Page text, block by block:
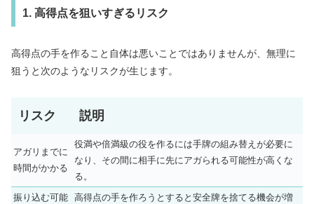
1. 高得点を狙いすぎるリスク
高得点の手を作ること自体は悪いことではありませんが、無理に
狙うと次のようなリスクが生じます。
リスク 説明
アガリまでに
時間がかかる
役満や倍満級の役を作るには手牌の組み替えが必要に
なり、その間に相手に先にアガられる可能性が高くな
る。
振り込む可能 高得点の手を作ろうとすると安全牌を捨てる機会が増